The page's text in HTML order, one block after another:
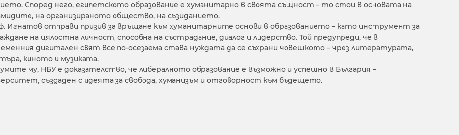
Според него, египетското образование е хуманитарно в своята същност – то стои в основата на
на организираното общество, на съзиданието.
Игнатов отправи призив за връщане към хуманитарните основи в образованието – като инструмент за
на цялостна личност, способна на състрадание, диалог и лидерство. Той предупреди, че в
дигитален свят все по-осезаема става нуждата да се съхрани човешкото – чрез литературата,
киното и музиката.
му, НБУ е доказателство, че либералното образование е възможно и успешно в България –
създаден с идеята за свобода, хуманизъм и отговорност към бъдещето.